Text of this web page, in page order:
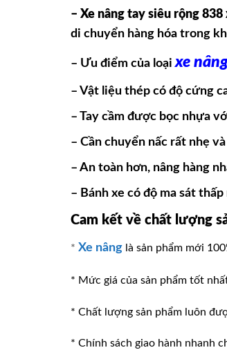
– Xe nâng tay siêu rộng
di chuyển hàng hóa trong
– Ưu điểm của loạixe
– Vật liệu thép có độ cứng
– Tay cầm được bọc nhựa
– Cần chuyển nấc rất nhẹ
– An toàn hơn, nâng hàng
– Bánh xe có độ ma sát
Cam kết về chất lượng
* Xe nâng là sản phẩm mới
* Mức giá của sản phẩm tốt
* Chất lượng sản phẩm luôn
* Chính sách giao hành nhanh